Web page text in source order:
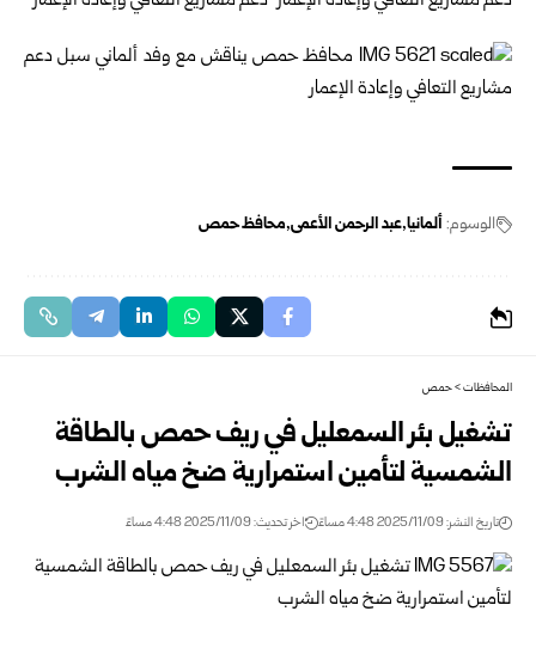
الوسوم: ألمانيا عبد الرحمن الأعمى محافظ حمص
المحافظات>حمص
تشغيل بئر السمعليل في ريف حمص بالطاقة
الشمسية لتأمين استمرارية ضخ مياه الشرب
تاريخ النشر: 2025/11/09 4:48 مساءً اخر تحديث: 2025/11/09 4:48 مساءً